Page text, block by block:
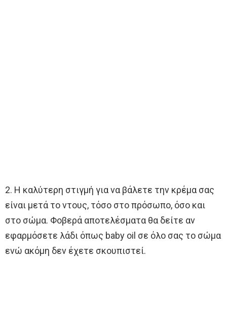
2. Η καλύτερη στιγμή για να βάλετε την κρέμα σας
είναι μετά το ντους, τόσο στο πρόσωπο, όσο και
στο σώμα. Φοβερά αποτελέσματα θα δείτε αν
εφαρμόσετε λάδι όπως baby oil σε όλο σας το σώμα
ενώ ακόμη δεν έχετε σκουπιστεί.